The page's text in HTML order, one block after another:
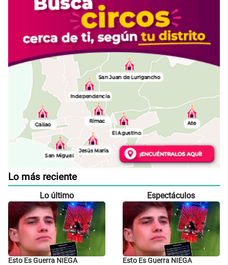
Lo más reciente
Lo último
Esto Es Guerra NIEGA
Espectáculos
Esto Es Guerra NIEGA